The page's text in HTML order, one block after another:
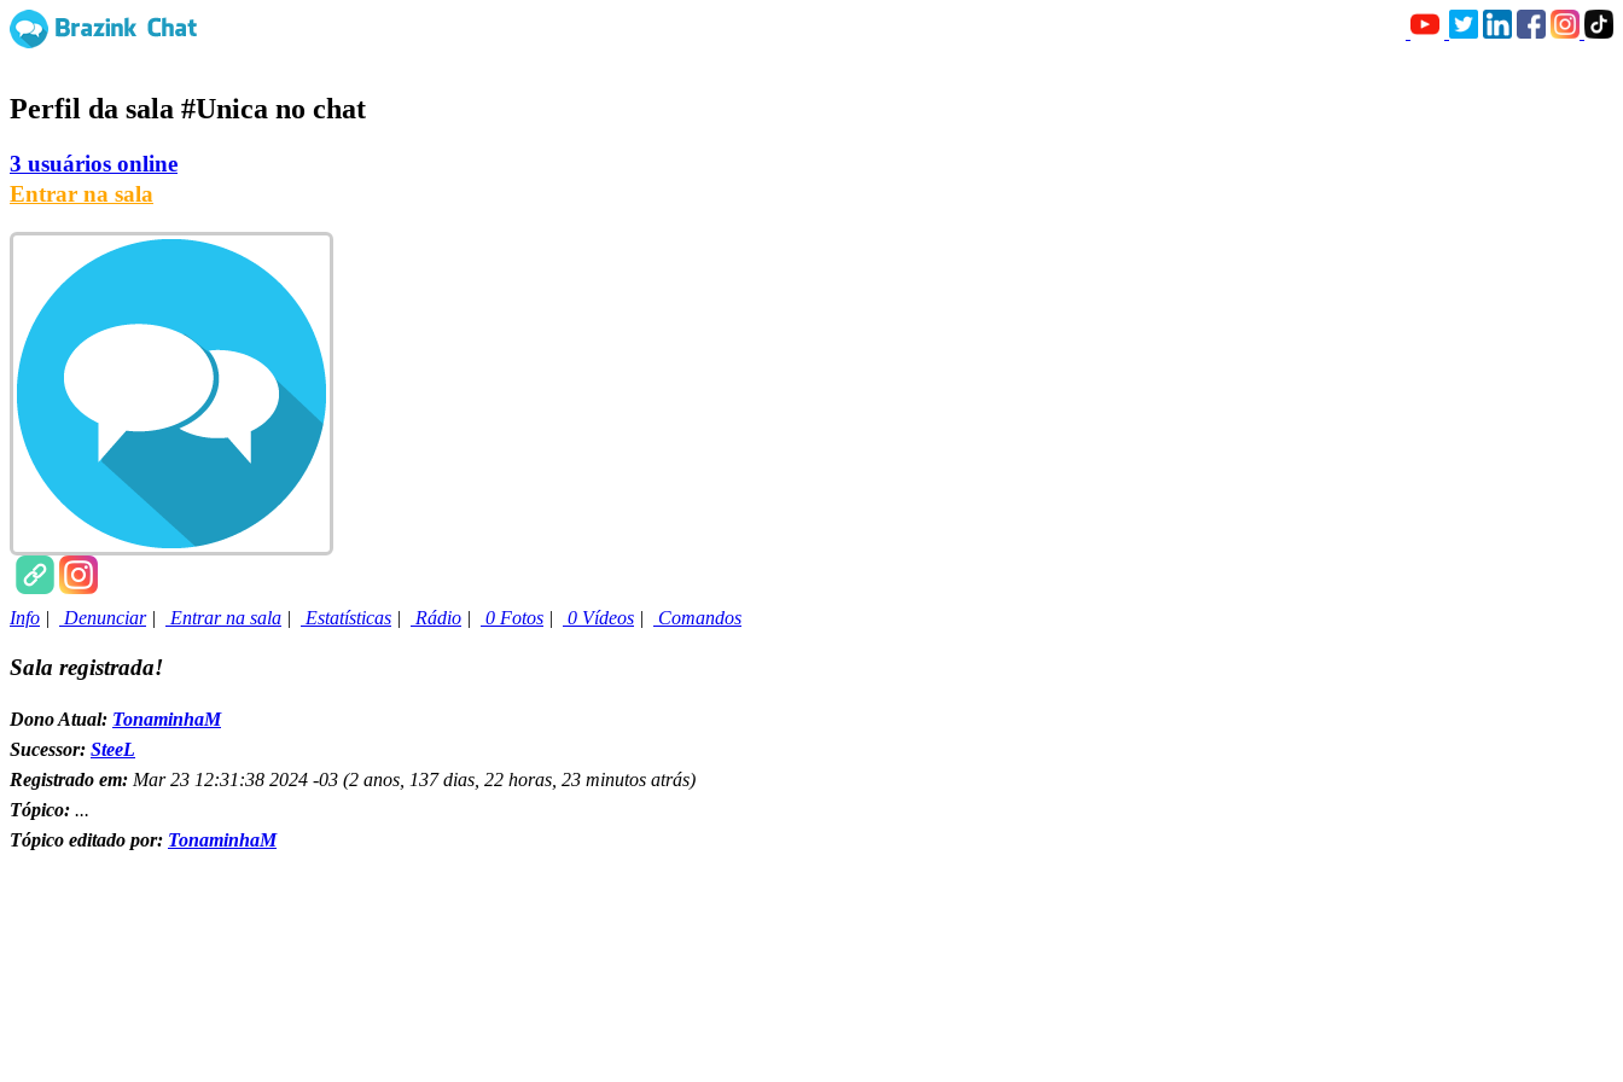
Perfil da sala #Unica no chat
3 usuários online
Entrar na sala
Info | Denunciar| Entrar na sala | Estatísticas | Rádio | 0 Fotos | 0 Vídeos | Comandos
Sala registrada!
Dono Atual: TonaminhaM
Sucessor: SteeL
Registrado em: Mar 23 12:31:38 2024 -03 (2 anos, 137 dias, 22 horas, 23 minutos atrás)
Tópico: ...
Tópico editado por: TonaminhaM